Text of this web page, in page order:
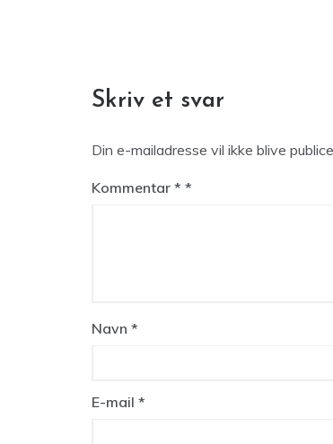
Skriv et svar
Din e-mailadresse vil ikke blive
Kommentar *
Navn *
E-mail *